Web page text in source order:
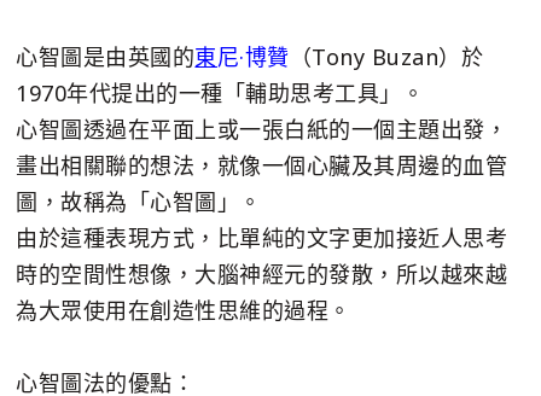
心智圖是由英國的東尼·博贊 （Tony Buzan）於
1970年代提出的一種「輔助思考工具」。
心智圖透過在平面上或一張白紙的一個主題出發，
畫出相關聯的想法，就像一個心臟及其周邊的血管
圖，故稱為「心智圖」。
由於這種表現方式，比單純的文字更加接近人思考
時的空間性想像，大腦神經元的發散，所以越來越
為大眾使用在創造性思維的過程。
心智圖法的優點：